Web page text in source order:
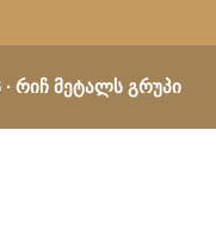
∙ Რიჩ Მეტალს Გრუპი